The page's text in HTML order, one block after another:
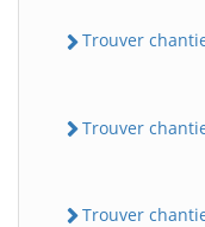
Trouver
Trouver
Trouver